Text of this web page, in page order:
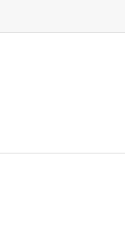
effects are
about COVID-19